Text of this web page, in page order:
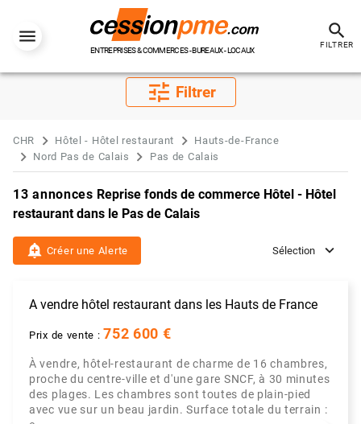
ENTREPRISES & COMMERCES - BUREAUX - LOCAUX
search
FILTRER
tune Filtrer
CHR Hôtel - Hôtel restaurant
Hauts-de-France
Nord Pas de Calais
Pas de Calais
13 annonces Reprise fonds de commerce Hôtel - Hôtel
restaurant dans le Pas de Calais
add_alert Créer une Alerte Sélection
A vendre hôtel restaurant dans les Hauts de France
Prix de vente : 752 600 €
À vendre, hôtel-restaurant de charme de 16 chambres,
proche du centre-ville et d'une gare SNCF, à 30 minutes
des plages. Les chambres sont toutes de plain-pied
avec vue sur un beau jardin. Surface totale du terrain :